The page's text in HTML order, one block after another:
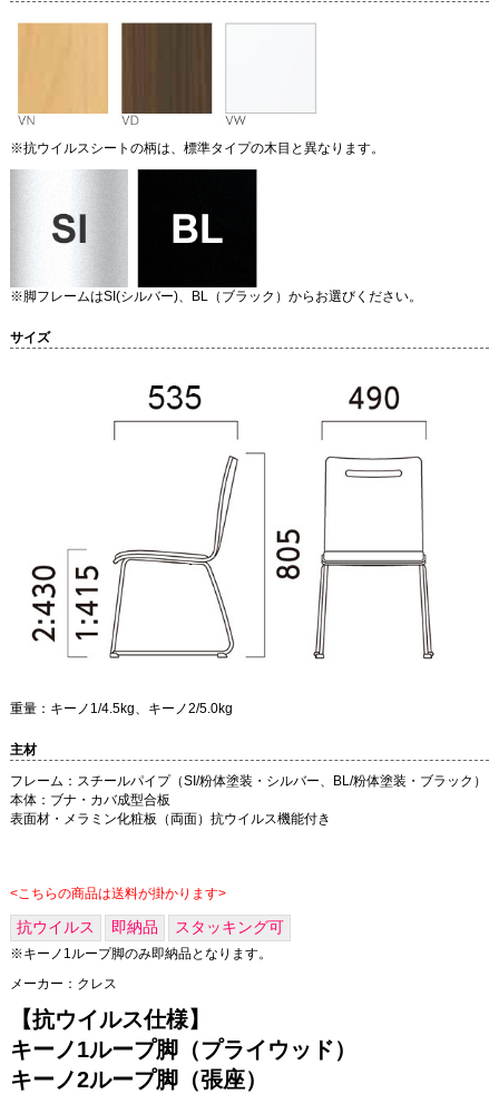
※抗ウイルスシートの柄は、標準タイプの木目と異なります。
※脚フレームはSI(シルバー)、BL（ブラック）からお選びください。
サイズ
重量：キーノ1/4.5kg、キーノ2/5.0kg
主材
フレーム：スチールパイプ（SI/粉体塗装・シルバー、BL/粉体塗装・ブラック）
本体：ブナ・カバ成型合板
表面材・メラミン化粧板（両面）抗ウイルス機能付き
<こちらの商品は送料が掛かります>
抗ウイルス 即納品 スタッキング可
※キーノ1ループ脚のみ即納品となります。
メーカー： クレス
【抗ウイルス仕様】
キーノ1ループ脚（プライウッド）
キーノ2ループ脚（張座）